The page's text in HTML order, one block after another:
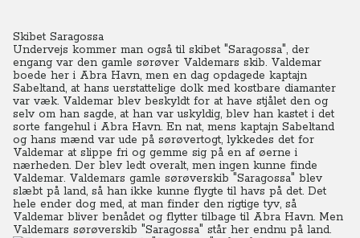
Skibet Saragossa
Undervejs kommer man også til skibet "Saragossa", der
engang var den gamle sørøver Valdemars skib. Valdemar
boede her i Abra Havn, men en dag opdagede kaptajn
Sabeltand, at hans uerstattelige dolk med kostbare diamanter
var væk. Valdemar blev beskyldt for at have stjålet den og
selv om han sagde, at han var uskyldig, blev han kastet i det
sorte fangehul i Abra Havn. En nat, mens kaptajn Sabeltand
og hans mænd var ude på sørøvertogt, lykkedes det for
Valdemar at slippe fri og gemme sig på en af øerne i
nærheden. Der blev ledt overalt, men ingen kunne finde
Valdemar. Valdemars gamle sørøverskib "Saragossa" blev
slæbt på land, så han ikke kunne flygte til havs på det. Det
hele ender dog med, at man finder den rigtige tyv, så
Valdemar bliver benådet og flytter tilbage til Abra Havn. Men
Valdemars sørøverskib "Saragossa" står her endnu på land.